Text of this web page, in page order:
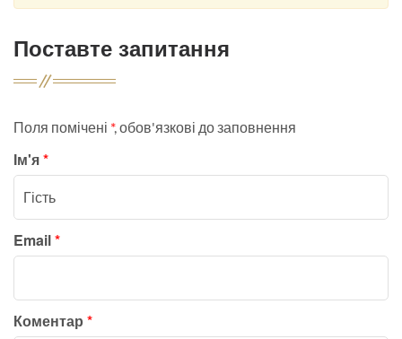
Поставте запитання
Поля помічені *, обов'язкові до заповнення
Ім'я*
Email*
Коментар *